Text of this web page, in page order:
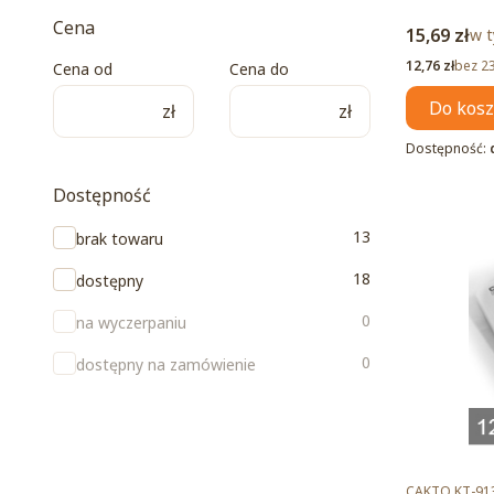
Cena
Cena od
zł
Cena do
zł
Dostępność
Dostępność
brak towaru 13
dostępny 18
na wyczerpaniu 0
dostępny na zamówienie 0
Cena
15,69 złw
w
Cena netto
12,76 złbez
Do
Dostępność:
Kod produktu